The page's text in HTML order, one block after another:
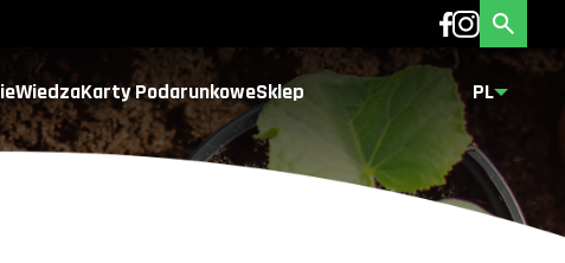
WiedzaKarty PodarunkoweSklep PL